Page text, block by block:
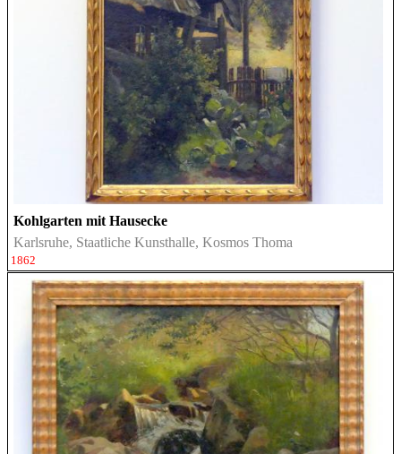
Kohlgarten mit Hausecke
Karlsruhe, Staatliche Kunsthalle, Kosmos Thoma
1862